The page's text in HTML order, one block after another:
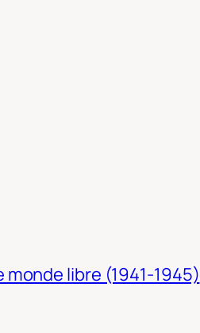
monde libre (1941-1945)